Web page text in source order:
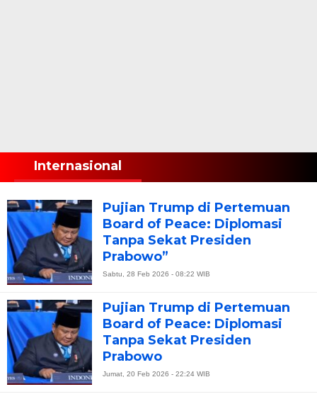
Internasional
Pujian Trump di Pertemuan
Board of Peace: Diplomasi
Tanpa Sekat Presiden
Prabowo”
Sabtu, 28 Feb 2026 - 08:22 WIB
Pujian Trump di Pertemuan
Board of Peace: Diplomasi
Tanpa Sekat Presiden
Prabowo
Jumat, 20 Feb 2026 - 22:24 WIB